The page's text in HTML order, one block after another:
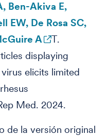
Ben-Akiva E,
EW, De Rosa SC,
A
T.
displaying
elicits limited
Med. 2024.
de la versión original